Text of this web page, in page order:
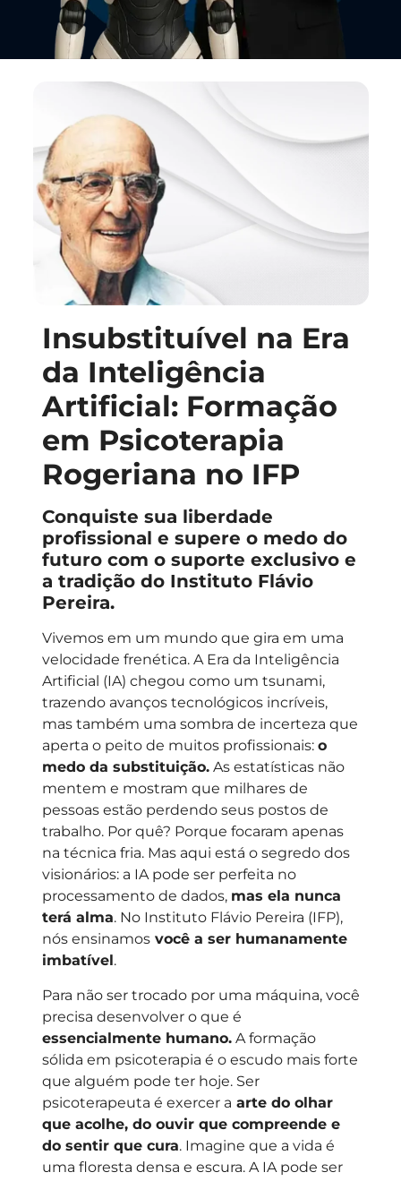
Insubstituível na Era
da Inteligência
Artificial: Formação
em Psicoterapia
Rogeriana no IFP
Conquiste sua liberdade
profissional e supere o medo do
futuro com o suporte exclusivo e
a tradição do Instituto Flávio
Pereira.
Vivemos em um mundo que gira em uma
velocidade frenética. A Era da Inteligência
Artificial (IA) chegou como um tsunami,
trazendo avanços tecnológicos incríveis,
mas também uma sombra de incerteza que
aperta o peito de muitos profissionais: o
medo da substituição.As estatísticas não
mentem e mostram que milhares de
pessoas estão perdendo seus postos de
trabalho. Por quê? Porque focaram apenas
na técnica fria. Mas aqui está o segredo dos
visionários: a IA pode ser perfeita no
processamento de dados, mas ela nunca
terá alma. No Instituto Flávio Pereira (IFP),
nós ensinamosvocê a ser humanamente
imbatível.
Para não ser trocado por uma máquina, você
precisa desenvolver o que é
essencialmente humano.A formação
sólida em psicoterapia é o escudo mais forte
que alguém pode ter hoje. Ser
psicoterapeuta é exercer a arte do olhar
que acolhe, do ouvir que compreende e
do sentir que cura. Imagine que a vida é
uma floresta densa e escura. A IA pode ser